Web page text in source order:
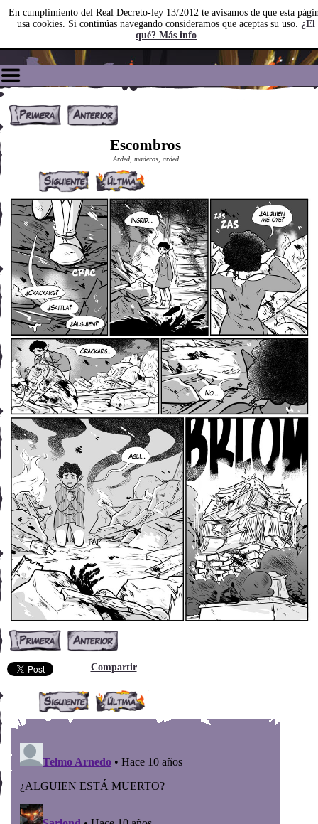
En cumplimiento del Real Decreto-ley 13/2012 te avisamos de que esta
usa cookies. Si continúas navegando consideramos que aceptas su uso. ¿El
qué? Más info
Escombros
Arded, maderos, arded
Compartir